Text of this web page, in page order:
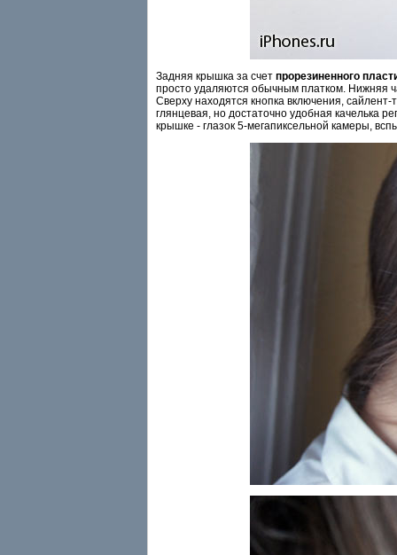
Задняя крышка за счет прорезиненного
просто удаляются обычным платком. Нижняя
Сверху находятся кнопка включения,
глянцевая, но достаточно удобная качелька
крышке - глазок 5-мегапиксельной камеры,